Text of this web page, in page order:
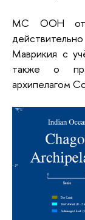
МС ООН
Маврикия с
также о
архипелагом